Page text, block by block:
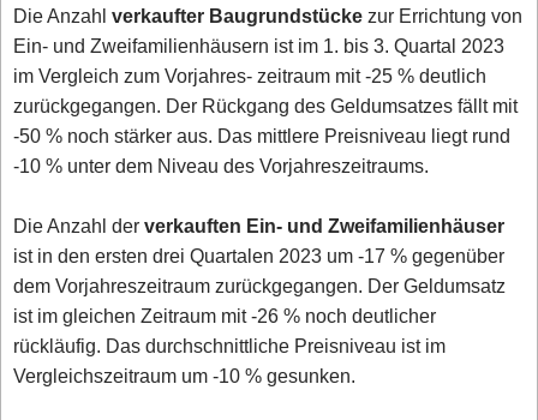
Die Anzahlverkaufter Baugrundstückezur Errichtung von
Ein- und Zweifamilienhäusern ist im 1. bis 3. Quartal 2023
im Vergleich zum Vorjahres- zeitraum mit -25 % deutlich
zurückgegangen. Der Rückgang des Geldumsatzes fällt mit
-50 % noch stärker aus. Das mittlere Preisniveau liegt rund
-10 % unter dem Niveau des Vorjahreszeitraums.
Die Anzahl derverkauften Ein- und Zweifamilienhäuser
ist in den ersten drei Quartalen 2023 um -17 % gegenüber
dem Vorjahreszeitraum zurückgegangen. Der Geldumsatz
ist im gleichen Zeitraum mit -26 % noch deutlicher
rückläufig. Das durchschnittliche Preisniveau ist im
Vergleichszeitraum um -10 % gesunken.